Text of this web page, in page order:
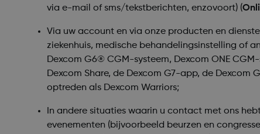
via e-mail of sms/tekstberichten, enzovoort) (
Via uw account en via onze producten en
ziekenhuis, medische behandelingsinstelling of
Dexcom G6® CGM-systeem, Dexcom ONE
Dexcom Share, de Dexcom G7-app, de Dexcom
optreden als Dexcom Warriors;
In andere situaties waarin u contact met ons
evenementen (bijvoorbeeld beurzen en